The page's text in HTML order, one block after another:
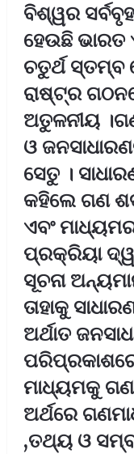
ବିଶ୍ୱର
ହେଉଛି
ଚତୁର୍ଥ ସ୍ତମ୍ବ
ରାଷ୍ଟ୍ର
ଅତୁଳନୀୟ
ଓ
ସେତୁ ।
କହିଲେ ଗଣ
ଏବଂ
ପ୍ରକ୍ରିୟା
ସୂଚନା
ତାହାକୁ
ଅର୍ଥାତ
ମାଧ୍ୟମକୁ
ଅର୍ଥରେ
,ତଥ୍ୟ ଓ